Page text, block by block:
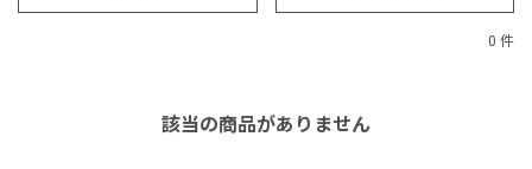
0 件
該当の商品がありません